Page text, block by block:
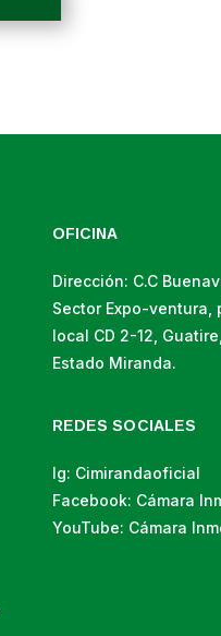
OFICINA
Dirección: C.C
Sector Expo-ventura,
local CD 2-12, Guatire,
Estado Miranda.
REDES SOCIALES
Ig: Cimirandaoficial
Facebook: Cámara
YouTube: Cámara